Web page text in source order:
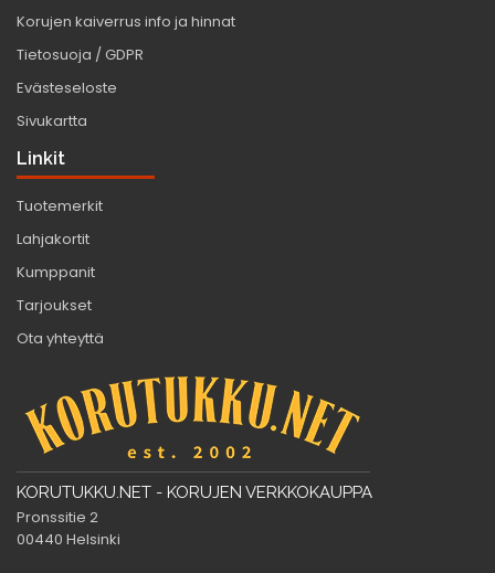
Korujen kaiverrus info ja hinnat
Tietosuoja / GDPR
Evästeseloste
Sivukartta
Linkit
Tuotemerkit
Lahjakortit
Kumppanit
Tarjoukset
Ota yhteyttä
KORUTUKKU.NET - KORUJEN VERKKOKAUPPA
Pronssitie 2
00440 Helsinki